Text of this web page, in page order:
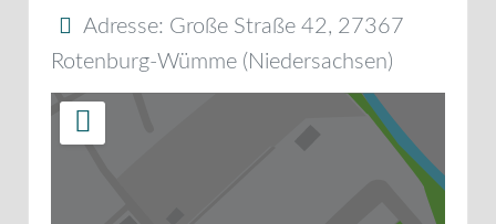
Adresse: Große Straße 42, 27367
Rotenburg-Wümme ( Niedersachsen)